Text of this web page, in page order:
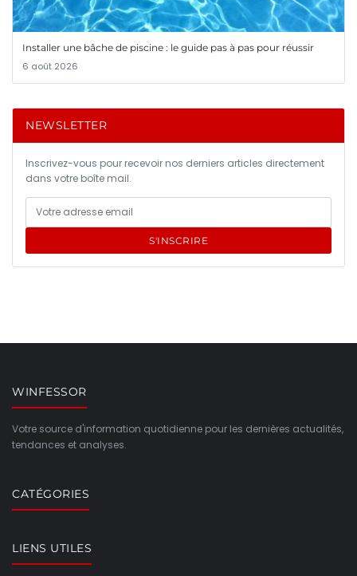
Installer une bâche de piscine : le guide pas à pas pour réussir
6 août 2026
NEWSLETTER
Inscrivez-vous pour recevoir nos derniers articles directement
dans votre boîte mail.
S'INSCRIRE
WINFESSOR
Votre source d'information quotidienne pour les dernières actualités,
tendances et analyses.
CATÉGORIES
LIENS UTILES